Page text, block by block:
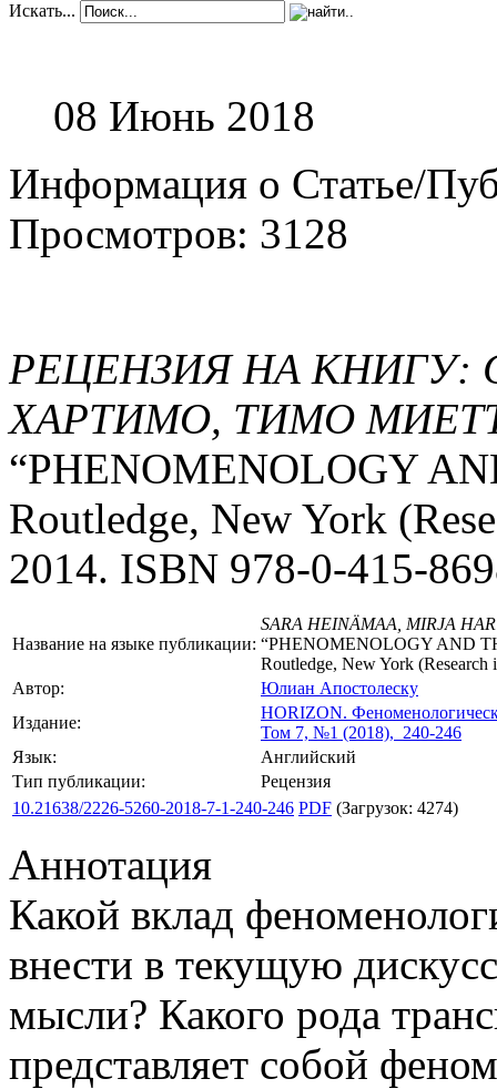
Искать...
08 Июнь 2018
Информация о Статье/
Просмотров: 3128
РЕЦЕНЗИЯ НА КНИГУ:
ХАРТИМО, ТИМО
“PHENOMENOLOGY
Routledge, New York
2014. ISBN 978-0-415-
Название на языке публикации:
SARA HEINÄMAA, MIRJA
“PHENOMENOLOGY AND
Routledge, New York
Автор:
Юлиан Апостолеску
Издание:
HORIZON.
Том 7, №1 (2018), 240-246
Язык:
Английский
Тип публикации:
Рецензия
10.21638/2226-5260-2018-7-1-240-246 PDF (Загрузок: 4274)
Аннотация
Какой вклад
внести в текущую
мысли? Какого рода
представляет собой